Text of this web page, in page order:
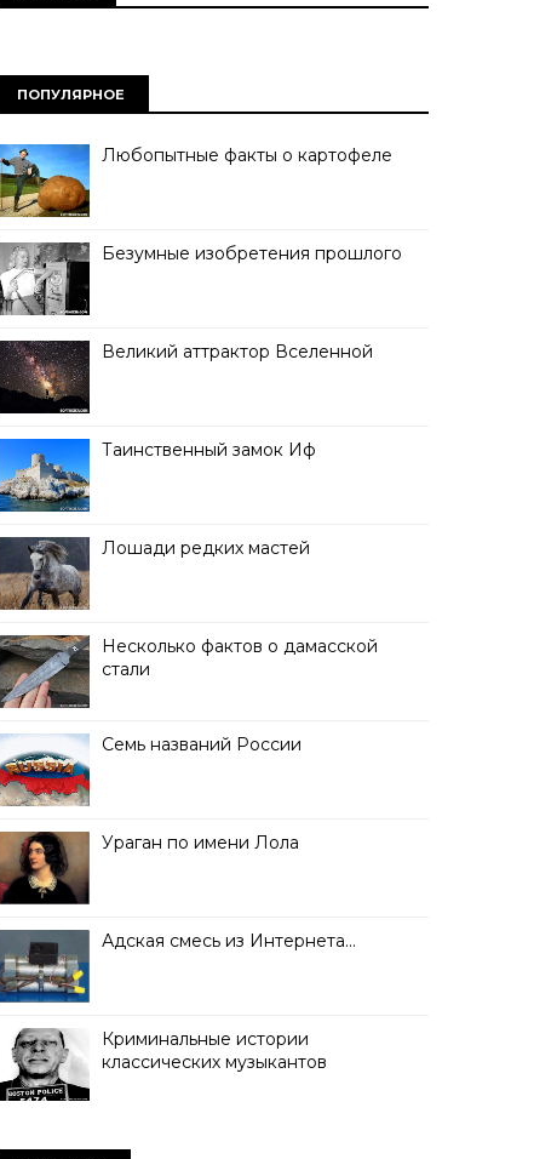
ПОПУЛЯРНОЕ
Любопытные факты о картофеле
Безумные изобретения прошлого
Великий аттрактор Вселенной
Таинственный замок Иф
Лошади редких мастей
Несколько фактов о дамасской
стали
Семь названий России
Ураган по имени Лола
Адская смесь из Интернета…
Криминальные истории
классических музыкантов